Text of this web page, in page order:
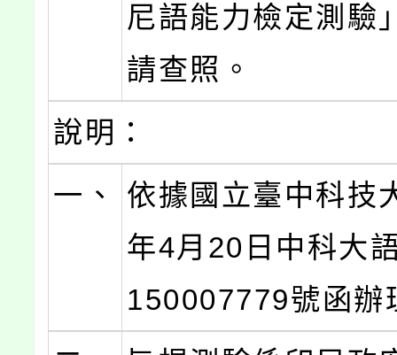
尼語能力檢定測驗
請查照。
說明：
一、
依據國立臺中科技
年4月20日中科大
150007779號函辦